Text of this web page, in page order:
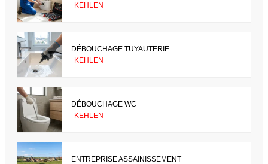
KEHLEN
DÉBOUCHAGE TUYAUTERIE
KEHLEN
DÉBOUCHAGE WC
KEHLEN
ENTREPRISE ASSAINISSEMENT